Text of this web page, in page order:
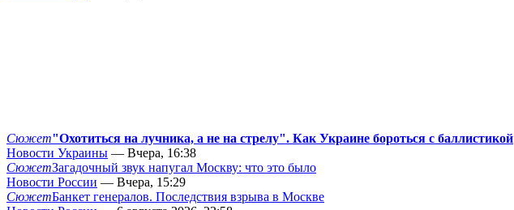
Сюжет"Охотиться на лучника, а не на стрелу". Как Украине бороться с баллистикой
Новости Украины — Вчера, 16:38
СюжетЗагадочный звук напугал Москву: что это было
Новости России — Вчера, 15:29
СюжетБанкет генералов. Последствия взрыва в Москве